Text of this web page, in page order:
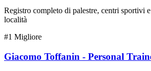
Registro completo di palestre, centri sportivi
località
#1 Migliore
Giacomo Toffanin - Personal